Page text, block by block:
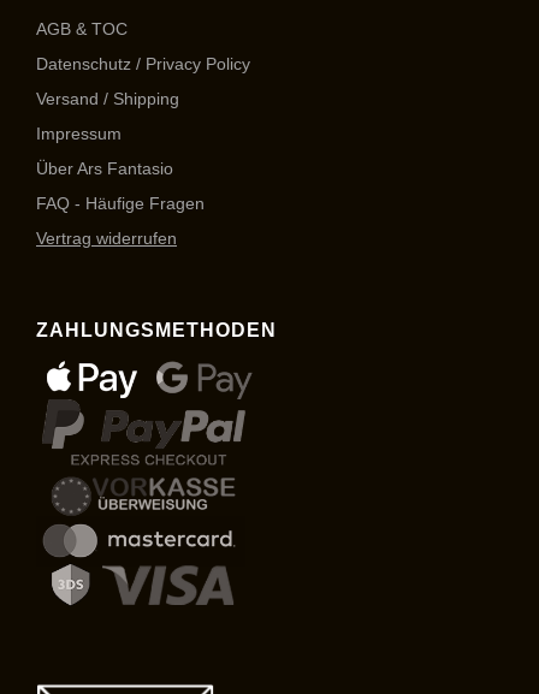
AGB & TOC
Datenschutz / Privacy Policy
Versand / Shipping
Impressum
Über Ars Fantasio
FAQ - Häufige Fragen
Vertrag widerrufen
ZAHLUNGSMETHODEN